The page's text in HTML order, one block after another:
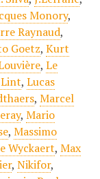
Monory,
Raynaud,
Goetz, Kurt
, Le
, Lucas
, Marcel
, Mario
, Massimo
Wyckaert, Max
, Nikifor,